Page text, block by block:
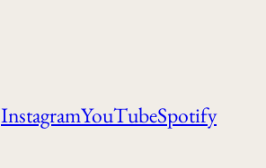
InstagramYouTubeSpotify